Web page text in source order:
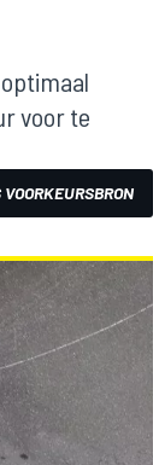
voor te